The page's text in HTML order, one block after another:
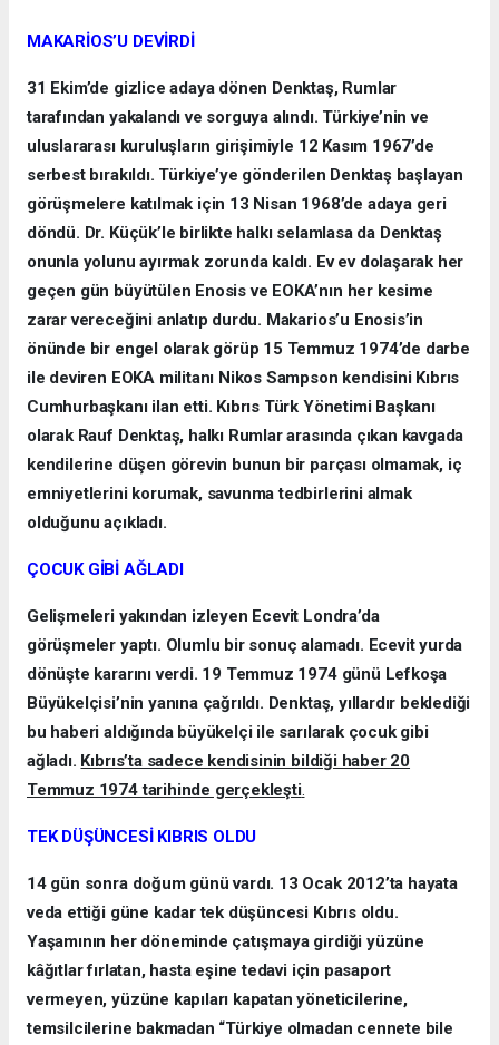
MAKARİOS’U DEVİRDİ
31 Ekim’de gizlice adaya dönen Denktaş, Rumlar
tarafından yakalandı ve sorguya alındı. Türkiye’nin ve
uluslararası kuruluşların girişimiyle 12 Kasım 1967’de
serbest bırakıldı. Türkiye’ye gönderilen Denktaş başlayan
görüşmelere katılmak için 13 Nisan 1968’de adaya geri
döndü. Dr. Küçük’le birlikte halkı selamlasa da Denktaş
onunla yolunu ayırmak zorunda kaldı. Ev ev dolaşarak her
geçen gün büyütülen Enosis ve EOKA’nın her kesime
zarar vereceğini anlatıp durdu. Makarios’u Enosis’in
önünde bir engel olarak görüp 15 Temmuz 1974’de darbe
ile deviren EOKA militanı Nikos Sampson kendisini Kıbrıs
Cumhurbaşkanı ilan etti. Kıbrıs Türk Yönetimi Başkanı
olarak Rauf Denktaş, halkı Rumlar arasında çıkan kavgada
kendilerine düşen görevin bunun bir parçası olmamak, iç
emniyetlerini korumak, savunma tedbirlerini almak
olduğunu açıkladı.
ÇOCUK GİBİ AĞLADI
Gelişmeleri yakından izleyen Ecevit Londra’da
görüşmeler yaptı. Olumlu bir sonuç alamadı. Ecevit yurda
dönüşte kararını verdi. 19 Temmuz 1974 günü Lefkoşa
Büyükelçisi’nin yanına çağrıldı. Denktaş, yıllardır beklediği
bu haberi aldığında büyükelçi ile sarılarak çocuk gibi
ağladı. Kıbrıs’ta sadece kendisinin bildiği haber 20
Temmuz 1974 tarihinde gerçekleşti.
TEK DÜŞÜNCESİ KIBRIS OLDU
14 gün sonra doğum günü vardı. 13 Ocak 2012’ta hayata
veda ettiği güne kadar tek düşüncesi Kıbrıs oldu.
Yaşamının her döneminde çatışmaya girdiği yüzüne
kâğıtlar fırlatan, hasta eşine tedavi için pasaport
vermeyen, yüzüne kapıları kapatan yöneticilerine,
temsilcilerine bakmadan “Türkiye olmadan cennete bile